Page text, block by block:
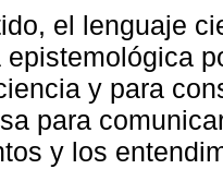
el lenguaje
epistemológica
y para
para
y los